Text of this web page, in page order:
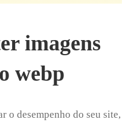
imagens
webp
o desempenho do seu site,